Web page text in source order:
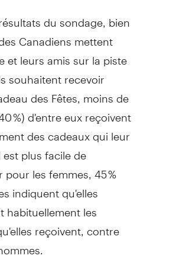
du sondage, bien
Canadiens mettent
et leurs amis sur la piste
souhaitent recevoir
des Fêtes, moins de
%) d'entre eux reçoivent
des cadeaux qui leur
plus facile de
les femmes, 45 %
indiquent qu'elles
habituellement les
reçoivent, contre